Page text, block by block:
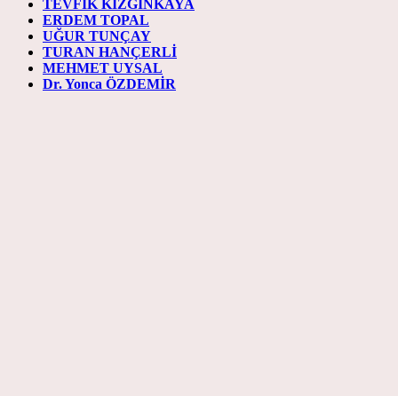
TEVFİK KIZGINKAYA
ERDEM TOPAL
UĞUR TUNÇAY
TURAN HANÇERLİ
MEHMET UYSAL
Dr. Yonca ÖZDEMİR